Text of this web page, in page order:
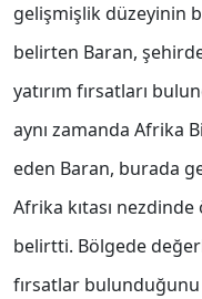
gelişmişlik düzeyinin
belirten Baran,
yatırım fırsatları
aynı zamanda Afrika
eden Baran, burada
Afrika kıtası
belirtti. Bölgede
fırsatlar